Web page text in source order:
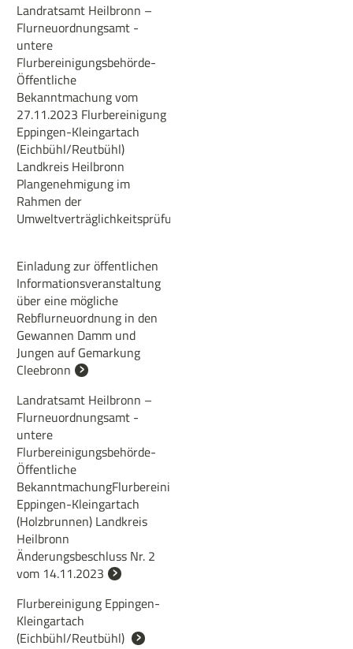
Landratsamt Heilbronn –
Flurneuordnungsamt -
untere
Flurbereinigungsbehörde-
Öffentliche
Bekanntmachung vom
27.11.2023 Flurbereinigung
Eppingen-Kleingartach
(Eichbühl/Reutbühl)
Landkreis Heilbronn
Plangenehmigung im
Rahmen der
Umweltverträglichkeitsprüfung
Einladung zur öffentlichen
Informationsveranstaltung
über eine mögliche
Rebflurneuordnung in den
Gewannen Damm und
Jungen auf Gemarkung
Cleebronn
Landratsamt Heilbronn –
Flurneuordnungsamt -
untere
Flurbereinigungsbehörde-
Öffentliche
BekanntmachungFlurbereinigung
Eppingen-Kleingartach
(Holzbrunnen) Landkreis
Heilbronn
Änderungsbeschluss Nr. 2
vom 14.11.2023
Flurbereinigung Eppingen-
Kleingartach
(Eichbühl/Reutbühl)